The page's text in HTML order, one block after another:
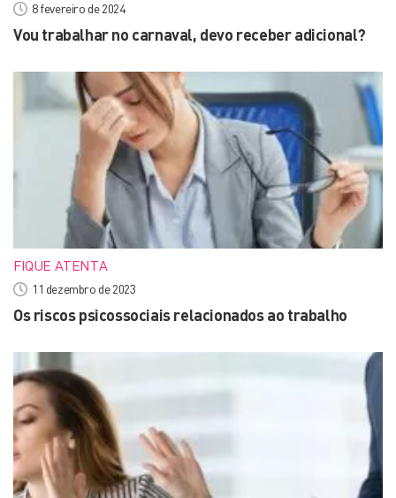
8 fevereiro de 2024
Vou trabalhar no carnaval, devo receber adicional?
FIQUE ATENTA
11 dezembro de 2023
Os riscos psicossociais relacionados ao trabalho